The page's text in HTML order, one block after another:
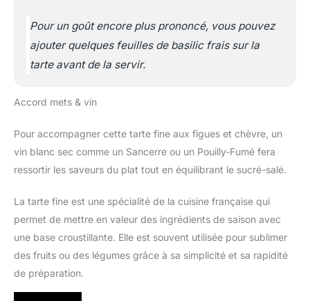
Pour un goût encore plus prononcé, vous pouvez
ajouter quelques feuilles de basilic frais sur la
tarte avant de la servir.
Accord mets & vin
Pour accompagner cette tarte fine aux figues et chèvre, un
vin blanc sec comme un Sancerre ou un Pouilly-Fumé fera
ressortir les saveurs du plat tout en équilibrant le sucré-salé.
La tarte fine est une spécialité de la cuisine française qui
permet de mettre en valeur des ingrédients de saison avec
une base croustillante. Elle est souvent utilisée pour sublimer
des fruits ou des légumes grâce à sa simplicité et sa rapidité
de préparation.